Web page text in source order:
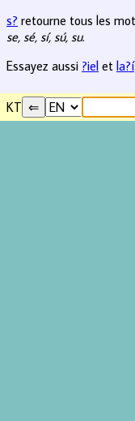
s? retourne tous les
se, sé, sí, sú, su.
Essayez aussi ?iel et la?í.
KT